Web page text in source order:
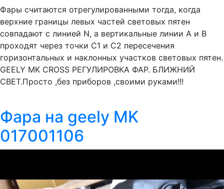
Фары считаются отрегулированными тогда, когда
верхние границы левых частей световых пятен
совпадают с линией N, а вертикальные линии А и В
проходят через точки С1 и С2 пересечения
горизонтальных и наклонных участков световых пятен.
GEELY MK CROSS РЕГУЛИРОВКА ФАР. БЛИЖНИЙ
СВЕТ.Просто ,без приборов ,своими руками!!!
Фара на geely MK
017001106